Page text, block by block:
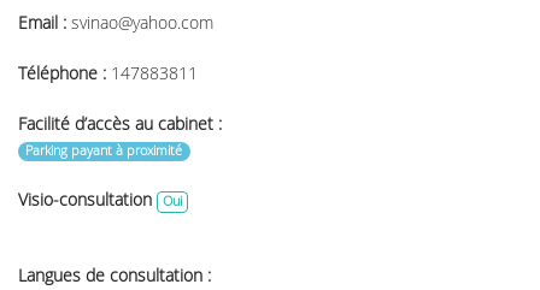
Email : svinao@yahoo.com
Téléphone : 147883811
Facilité d’accès au cabinet :
Parking payant à proximité
Visio-consultation Oui
Langues de consultation :